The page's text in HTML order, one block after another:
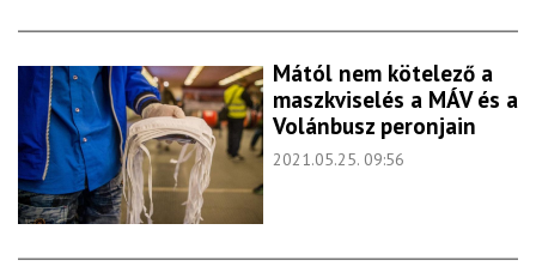
Mától nem kötelező a
maszkviselés a MÁV és a
Volánbusz peronjain
2021.05.25. 09:56